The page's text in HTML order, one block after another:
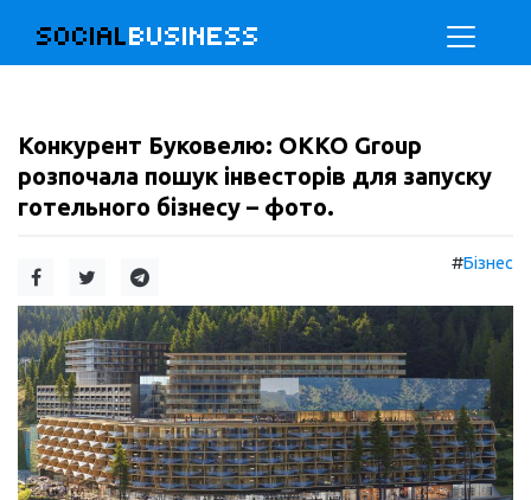
SOCIALBUSINESS
Конкурент Буковелю: ОККО Group
розпочала пошук інвесторів для запуску
готельного бізнесу – фото.
#Бізнес